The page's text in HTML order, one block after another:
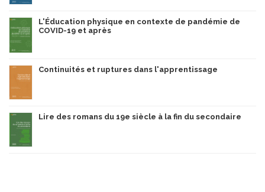
L'Éducation physique en contexte de pandémie de
COVID-19 et après
Continuités et ruptures dans l'apprentissage
Lire des romans du 19e siècle à la fin du secondaire